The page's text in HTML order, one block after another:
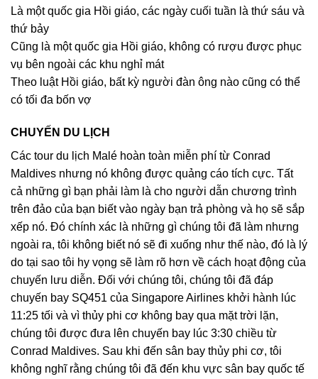
Là một quốc gia Hồi giáo, các ngày cuối tuần là thứ sáu và
thứ bảy
Cũng là một quốc gia Hồi giáo, không có rượu được phục
vụ bên ngoài các khu nghỉ mát
Theo luật Hồi giáo, bất kỳ người đàn ông nào cũng có thể
có tối đa bốn vợ
CHUYẾN DU LỊCH
Các tour du lịch Malé hoàn toàn miễn phí từ Conrad
Maldives nhưng nó không được quảng cáo tích cực. Tất
cả những gì bạn phải làm là cho người dẫn chương trình
trên đảo của bạn biết vào ngày bạn trả phòng và họ sẽ sắp
xếp nó. Đó chính xác là những gì chúng tôi đã làm nhưng
ngoài ra, tôi không biết nó sẽ đi xuống như thế nào, đó là lý
do tại sao tôi hy vọng sẽ làm rõ hơn về cách hoạt động của
chuyến lưu diễn. Đối với chúng tôi, chúng tôi đã đáp
chuyến bay SQ451 của Singapore Airlines khởi hành lúc
11:25 tối và vì thủy phi cơ không bay qua mặt trời lặn,
chúng tôi được đưa lên chuyến bay lúc 3:30 chiều từ
Conrad Maldives. Sau khi đến sân bay thủy phi cơ, tôi
không nghĩ rằng chúng tôi đã đến khu vực sân bay quốc tế